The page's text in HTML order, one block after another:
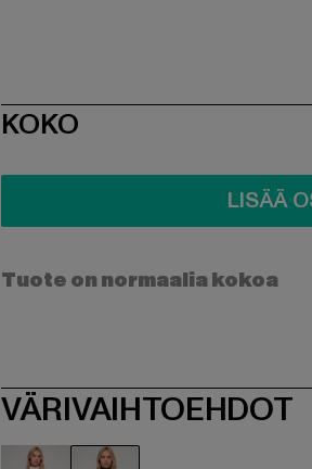
SIZE
KOKO
LISÄÄ
Tuote on normaalia kokoa
VÄRIVAIHTOEHDOT